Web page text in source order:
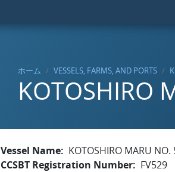
ホーム VESSELS, FARMS, AND PORTS
KOTOSHIRO
Vessel Name
KOTOSHIRO MARU NO.
CCSBT Registration Number
FV529